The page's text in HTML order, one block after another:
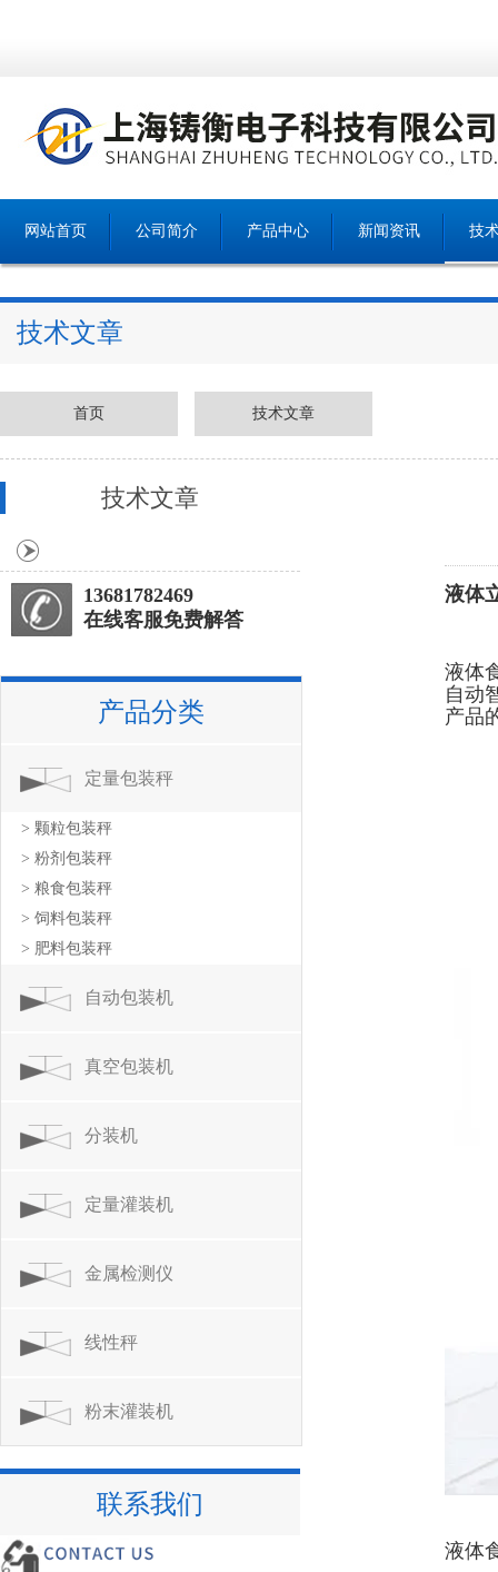
网站首页 公司简介 产品中心 新闻资讯 技
技术文章
首页 技术文章
液体
液体
自动
产品
液体
技术文章
13681782469
在线客服免费解答
产品分类
定量包装秤
> 颗粒包装秤
> 粉剂包装秤
> 粮食包装秤
> 饲料包装秤
> 肥料包装秤
自动包装机
真空包装机
分装机
定量灌装机
金属检测仪
线性秤
粉末灌装机
联系我们